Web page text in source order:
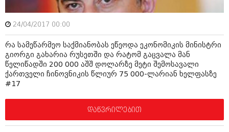
24/04/2017 00:00
რა სამეწარმეო საქმიანობას ეწეოდა ეკონომიკის მინისტრი
გიორგი გახარია რუსეთში და რატომ გაცვალა მან
წელიწადში 200 000 აშშ დოლარზე მეტი შემოსავალი
ქართველი ჩინოვნიკის წლიურ 75 000-ლარიან ხელფასზე
#17
დაწვრილებით